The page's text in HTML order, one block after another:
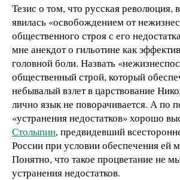
Тезис о том, что русская революция,
явилась «освобождением от
общественного строя с его
мне анекдот о гильотине как
головной боли. Назвать
общественный строй, который
небывалый взлет в царствование
лично язык не поворачивается. А по
«устранения недостатков» хорошо
Столыпин, предвидевший
России при условии обеспечения ей
Понятно, что такое процветание не
устранения недостатков.